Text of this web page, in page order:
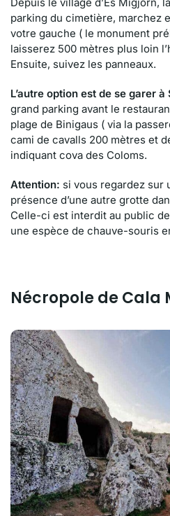
parking du cimetière, marchez
votre gauche ( le monument
laisserez 500 mètres plus loin
Ensuite, suivez les panneaux.
L’autre option est de se garer à
grand parking avant le
plage de Binigaus ( via la
cami de cavalls 200 mètres et
indiquant cova des Coloms.
Attention: si vous regardez sur
présence d’une autre grotte
Celle-ci est interdit au public
une espèce de chauve-souris
Nécropole de Cala